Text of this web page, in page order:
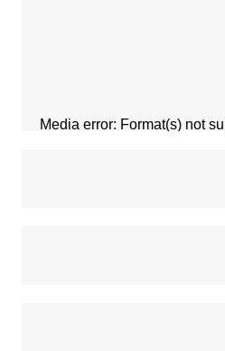
Media error: Format(s) not